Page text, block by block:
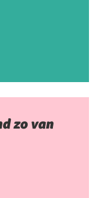
zo van